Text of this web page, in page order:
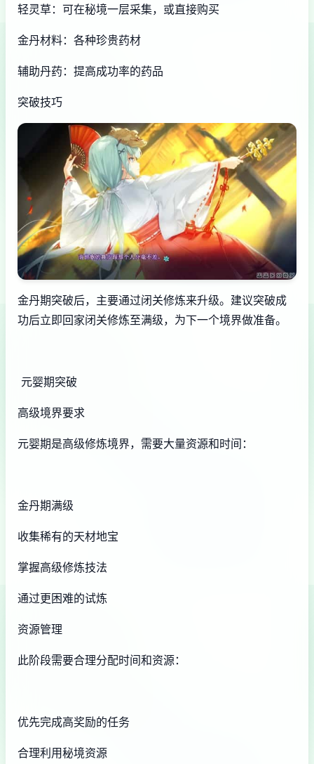
轻灵草：可在秘境一层采集，或直接购买
金丹材料：各种珍贵药材
辅助丹药：提高成功率的药品
突破技巧
金丹期突破后，主要通过闭关修炼来升级。建议突破成
功后立即回家闭关修炼至满级，为下一个境界做准备。
元婴期突破
高级境界要求
元婴期是高级修炼境界，需要大量资源和时间：
金丹期满级
收集稀有的天材地宝
掌握高级修炼技法
通过更困难的试炼
资源管理
此阶段需要合理分配时间和资源：
优先完成高奖励的任务
合理利用秘境资源